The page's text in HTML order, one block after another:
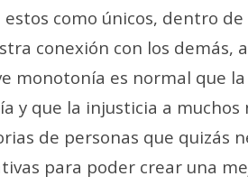
como únicos, dentro
conexión con los demás,
monotonía es normal que
y que la injusticia a
de personas que quizás
para poder crear una